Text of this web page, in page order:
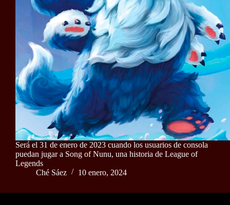
Será el 31 de enero de 2023 cuando los usuarios de consola
puedan jugar a Song of Nunu, una historia de League of
Legends
Ché Sáez
10 enero, 2024